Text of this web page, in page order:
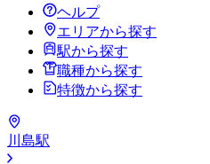
ヘルプ
エリアから探す
駅から探す
職種から探す
特徴から探す
川島駅